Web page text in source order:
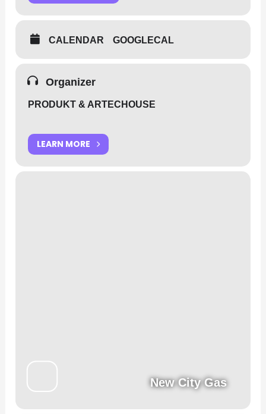
CALENDAR GOOGLECAL
Organizer
PRODUKT & ARTECHOUSE
LEARN MORE
New City Gas